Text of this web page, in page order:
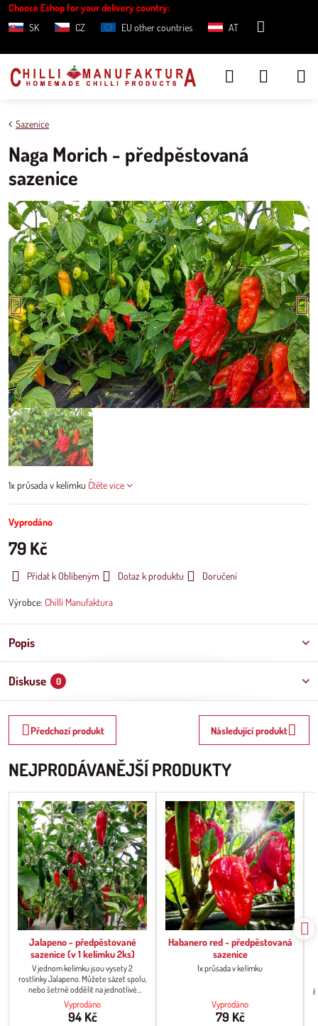
Choose Eshop for your delivery country:
SK
CZ EU other countries AT
Sazenice
Naga Morich - předpěstovaná
sazenice
1x průsada v kelímku Čtěte více
Vyprodáno
79 Kč
Přidat k Oblíbeným Dotaz k produktu Doručení
Výrobce: Chilli Manufaktura
Popis
Diskuse 0
Předchozí produkt Následující produkt
NEJPRODÁVANĚJŠÍ PRODUKTY
Jalapeno - předpěstované
sazenice (v 1 kelímku 2ks)
V jednom kelímku jsou vysety 2
rostlinky Jalapeno. Můžete sázet spolu,
nebo šetrně oddělit na jednotlivé
rostlinky a sázet zvlášť po jedné
rostlince
Vyprodáno
94 Kč
Habanero red - předpěstovaná
sazenice
1x průsada v kelímku
Vyprodáno
79 Kč